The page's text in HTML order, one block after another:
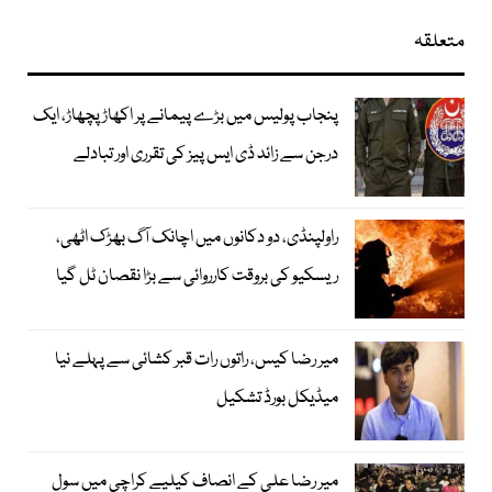
متعلقہ
پنجاب پولیس میں بڑے پیمانے پر اکھاڑ پچھاڑ، ایک
درجن سے زائد ڈی ایس پیز کی تقرری اور تبادلے
راولپنڈی، دو دکانوں میں اچانک آگ بھڑک اٹھی،
ریسکیو کی بروقت کارروائی سے بڑا نقصان ٹل گیا
میر رضا کیس، راتوں رات قبر کشائی سے پہلے نیا
میڈیکل بورڈ تشکیل
میر رضا علی کے انصاف کیلیے کراچی میں سول